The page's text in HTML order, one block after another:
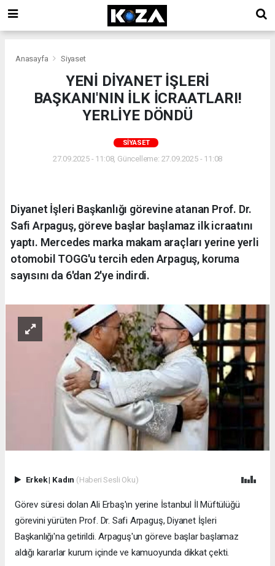
Anasayfa Siyaset
YENİ DİYANET İŞLERİ
BAŞKANI'NIN İLK İCRAATLARI!
YERLİYE DÖNDÜ
SIYASET
27.09.2025 - 11:08, Güncelleme: 27.09.2025 - 11:08
Diyanet İşleri Başkanlığı görevine atanan Prof. Dr.
Safi Arpaguş, göreve başlar başlamaz ilk icraatını
yaptı. Mercedes marka makam araçları yerine yerli
otomobil TOGG'u tercih eden Arpaguş, koruma
sayısını da 6'dan 2'ye indirdi.
Erkek| Kadın (Haberi Sesli Oku)
Görev süresi dolan Ali Erbaş'ın yerine İstanbul İl Müftülüğü
görevini yürüten Prof. Dr. Safi Arpaguş, Diyanet İşleri
Başkanlığı'na getirildi. Arpaguş'un göreve başlar başlamaz
aldığı kararlar kurum içinde ve kamuoyunda dikkat çekti.